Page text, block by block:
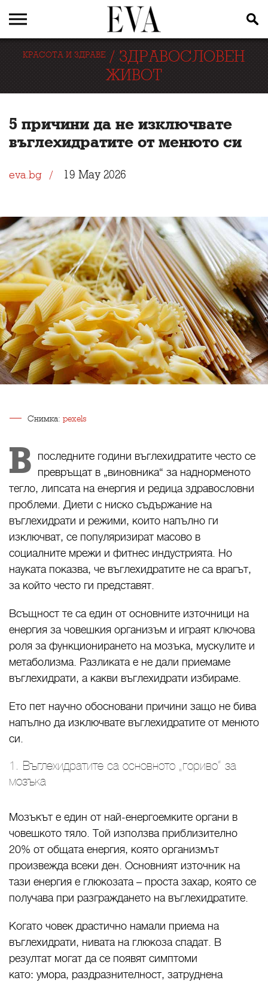
КРАСОТА И ЗДРАВЕ / ЗДРАВОСЛОВЕН
ЖИВОТ
5 причини да не изключвате
въглехидратите от менюто си
eva.bg 19 May 2026
Снимка: pexels
В последните години въглехидратите често се
превръщат в „виновника“ за наднорменото
тегло, липсата на енергия и редица здравословни
проблеми. Диети с ниско съдържание на
въглехидрати и режими, които напълно ги
изключват, се популяризират масово в
социалните мрежи и фитнес индустрията. Но
науката показва, че въглехидратите не са врагът,
за който често ги представят.
Всъщност те са един от основните източници на
енергия за човешкия организъм и играят ключова
роля за функционирането на мозъка, мускулите и
метаболизма. Разликата е не дали приемаме
въглехидрати, а какви въглехидрати избираме.
Ето пет научно обосновани причини защо не бива
напълно да изключвате въглехидратите от менюто
си.
1. Въглехидратите са основното „гориво“ за
мозъка
Мозъкът е един от най-енергоемките органи в
човешкото тяло. Той използва приблизително
20% от общата енергия, която организмът
произвежда всеки ден. Основният източник на
тази енергия е глюкозата – проста захар, която се
получава при разграждането на въглехидратите.
Когато човек драстично намали приема на
въглехидрати, нивата на глюкоза спадат. В
резултат могат да се появят симптоми
като: умора, раздразнителност, затруднена